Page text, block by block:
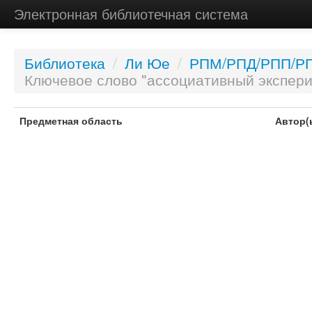
Электронная библиотечная система
Библиотека / Ли Юе / РПМ/РПД/РПП/
Ключевое слово "ассоциативный
Предметная область